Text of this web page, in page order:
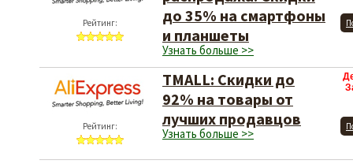
Рейтинг:
до 35% на смартфоны
и планшеты
Узнать больше >>
Рейтинг:
TMALL: Скидки до
92% на товары от
лучших продавцов
Узнать больше >>